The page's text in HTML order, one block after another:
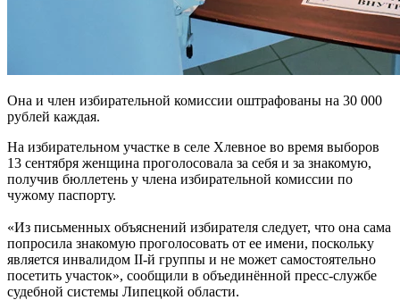
Она и член избирательной комиссии оштрафованы на 30 000
рублей каждая.
На избирательном участке в селе Хлевное во время выборов
13 сентября женщина проголосовала за себя и за знакомую,
получив бюллетень у члена избирательной комиссии по
чужому паспорту.
«Из письменных объяснений избирателя следует, что она сама
попросила знакомую проголосовать от ее имени, поскольку
является инвалидом II-й группы и не может самостоятельно
посетить участок», сообщили в объединённой пресс-службе
судебной системы Липецкой области.